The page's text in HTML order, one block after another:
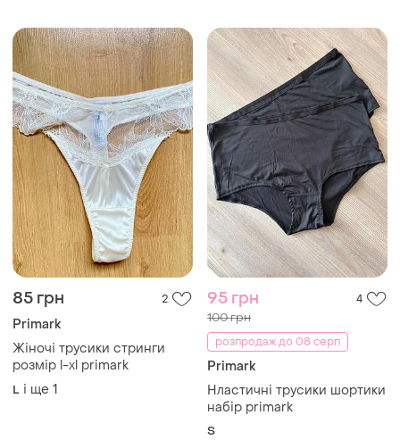
85 грн 2
Primark
Жіночі трусики стринги
розмір l-xl primark
L і ще 1
95 грн 4
100 грн
розпродаж до 08 серп
Primark
Нластичні трусики шортики
набір primark
S